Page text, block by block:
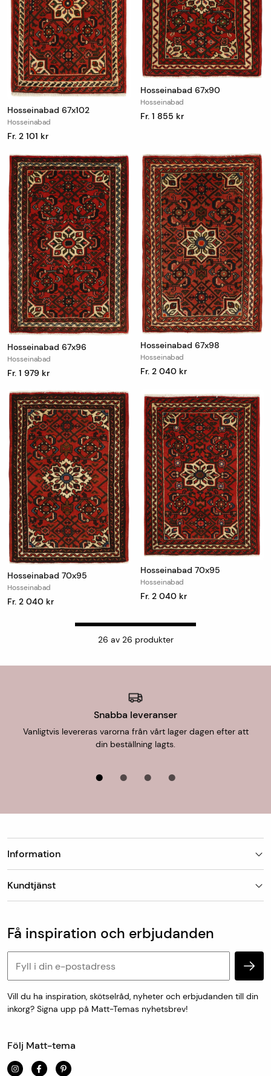
Hosseinabad 67x102
Hosseinabad
Fr. 2 101 kr
Hosseinabad 67x90
Hosseinabad
Fr. 1 855 kr
Hosseinabad 67x96
Hosseinabad
Fr. 1 979 kr
Hosseinabad 67x98
Hosseinabad
Fr. 2 040 kr
Hosseinabad 70x95
Hosseinabad
Fr. 2 040 kr
Hosseinabad 70x95
Hosseinabad
Fr. 2 040 kr
26 av 26 produkter
Snabba leveranser
Vanligtvis levereras varorna från vårt lager dagen efter att
din beställning lagts.
Information
Om Matt-Tema
Vanliga frågor
Kundtjänst
Köp & leveransvillkor
Retur & reklamation
Personuppgifter och cookies
Få inspiration och erbjudanden
Vill du ha inspiration, skötselråd, nyheter och erbjudanden till din
inkorg? Signa upp på Matt-Temas nyhetsbrev!
Följ Matt-tema